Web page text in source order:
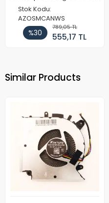
Stok Kodu:
AZOSMCANWS
%30
789,05 TL
555,17 TL
Similar Products